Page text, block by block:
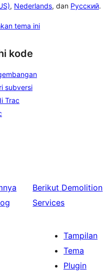
, Nederlands, dan Русский.
tema ini
kode
subversi
Trac
Berikut Demolition
Services
Tampilan
Tema
Plugin